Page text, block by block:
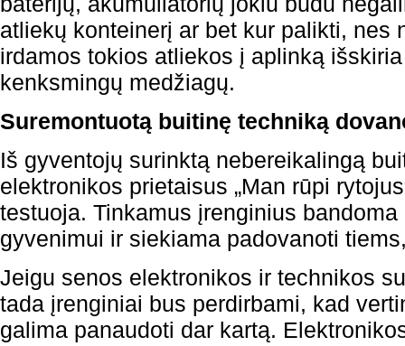
atliekų konteinerį ar bet kur palikti, nes
irdamos tokios atliekos į aplinką
kenksmingų medžiagų.
Suremontuotą buitinę techniką
Iš gyventojų surinktą nebereikalingą
elektronikos prietaisus „Man rūpi
testuoja. Tinkamus įrenginius
gyvenimui ir siekiama padovanoti
Jeigu senos elektronikos ir technikos
tada įrenginiai bus perdirbami, kad
galima panaudoti dar kartą.